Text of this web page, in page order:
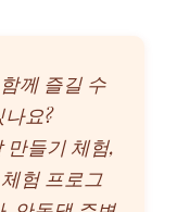
께 즐길 수
요?
만들기 체험,
험 프로그